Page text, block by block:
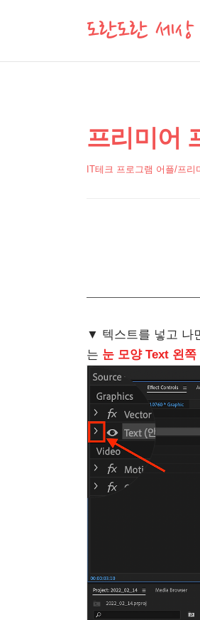
도란도란 세
상
세
컨
본
문
제
프리미어
IT테크 프로그램 어플/프
▼ 텍스트를 넣고 나
는 눈 모양 Text 왼쪽